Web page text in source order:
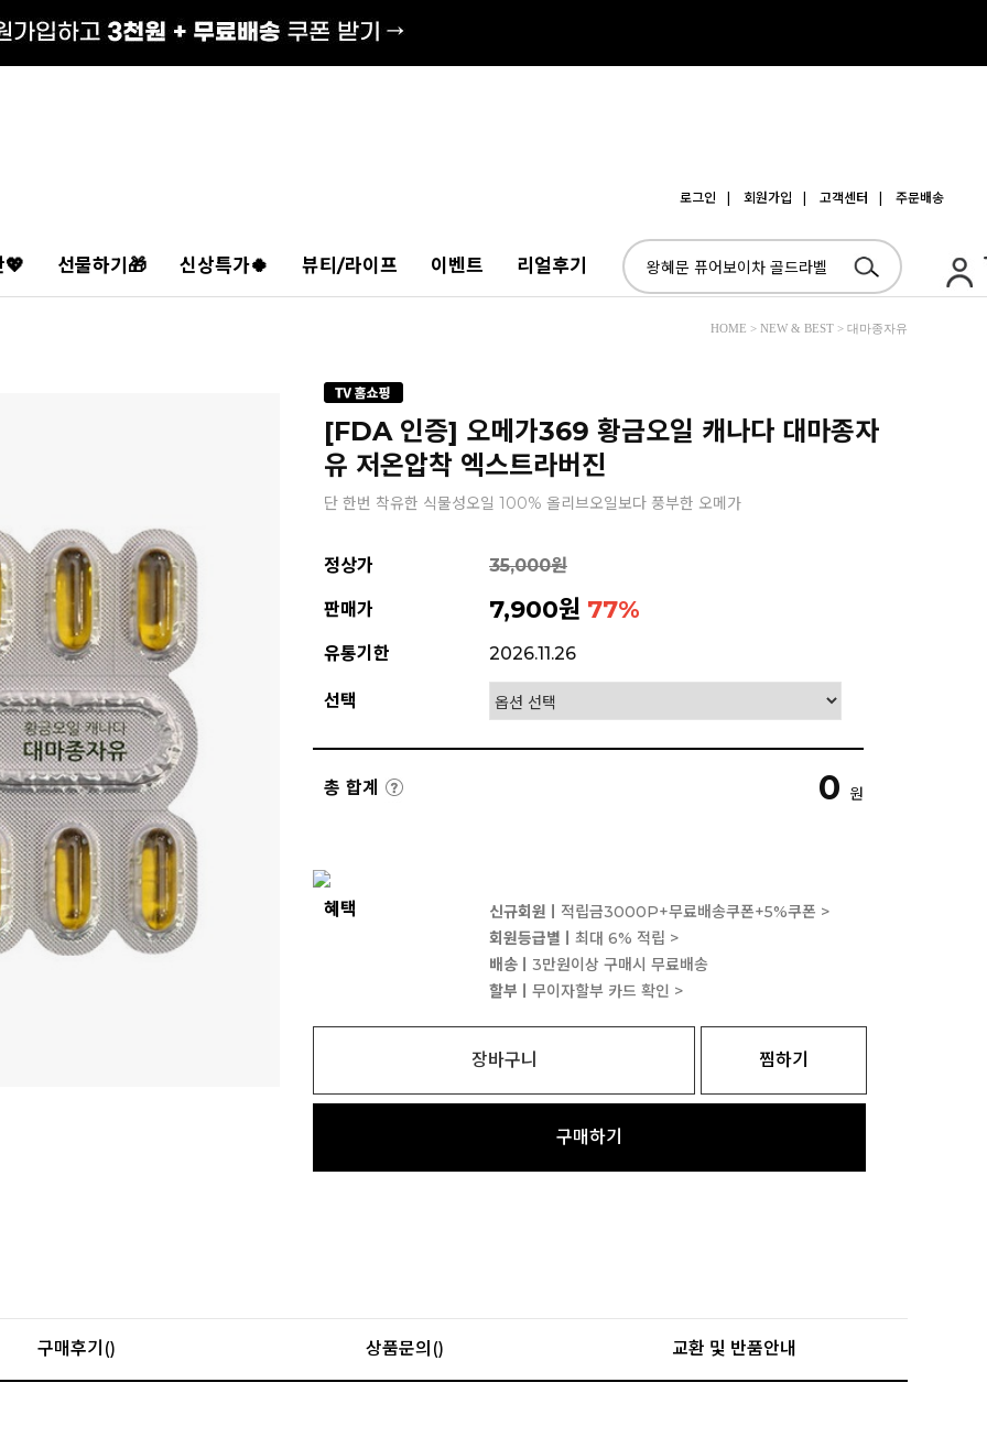
로그인 | 회원가입 | 고객센터 | 주문배송
💖 선물하기🎁 신상특가🍀 뷰티/라이프 이벤트 리얼후기
HOME > NEW & BEST > 대마종자유
[FDA 인증] 오메가369 황금오일 캐나다 대마종자
유 저온압착 엑스트라버진
단 한번 착유한 식물성오일 100% 올리브오일보다 풍부한 오메가
정상가 35,000원
판매가 7,900원 77%
유통기한 2026.11.26
선택
총 합계 0 원
혜택 신규회원ㅣ 적립금3000P+무료배송쿠폰+5%쿠폰 >
회원등급별ㅣ 최대 6% 적립 >
배송ㅣ 3만원이상 구매시 무료배송
할부ㅣ 무이자할부 카드 확인 >
장바구니 찜하기
구매하기
구매후기() 상품문의() 교환 및 반품안내